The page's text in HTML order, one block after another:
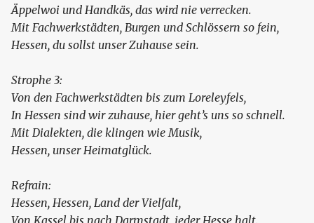
Äppelwoi und Handkäs, das wird nie verrecken.
Mit Fachwerkstädten, Burgen und Schlössern so fein,
Hessen, du sollst unser Zuhause sein.
Strophe 3:
Von den Fachwerkstädten bis zum Loreleyfels,
In Hessen sind wir zuhause, hier geht’s uns so schnell.
Mit Dialekten, die klingen wie Musik,
Hessen, unser Heimatglück.
Refrain:
Hessen, Hessen, Land der Vielfalt,
Von Kassel bis nach Darmstadt, jeder Hesse halt.